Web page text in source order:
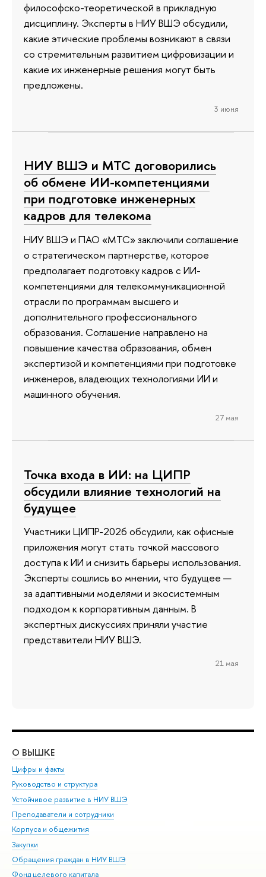
философско-теоретической в прикладную
дисциплину. Эксперты в НИУ ВШЭ обсудили,
какие этические проблемы возникают в связи
со стремительным развитием цифровизации и
какие их инженерные решения могут быть
предложены.
3 июня
НИУ ВШЭ и МТС договорились
об обмене ИИ-компетенциями
при подготовке инженерных
кадров для телекома
НИУ ВШЭ и ПАО «МТС» заключили соглашение
о стратегическом партнерстве, которое
предполагает подготовку кадров с ИИ-
компетенциями для телекоммуникационной
отрасли по программам высшего и
дополнительного профессионального
образования. Соглашение направлено на
повышение качества образования, обмен
экспертизой и компетенциями при подготовке
инженеров, владеющих технологиями ИИ и
машинного обучения.
27 мая
Точка входа в ИИ: на ЦИПР
обсудили влияние технологий на
будущее
Участники ЦИПР-2026 обсудили, как офисные
приложения могут стать точкой массового
доступа к ИИ и снизить барьеры использования.
Эксперты сошлись во мнении, что будущее —
за адаптивными моделями и экосистемным
подходом к корпоративным данным. В
экспертных дискуссиях приняли участие
представители НИУ ВШЭ.
21 мая
О ВЫШКЕ
Цифры и факты
Руководство и структура
Устойчивое развитие в НИУ ВШЭ
Преподаватели и сотрудники
Корпуса и общежития
Закупки
Обращения граждан в НИУ ВШЭ
Фонд целевого капитала